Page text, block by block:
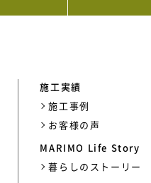
施工実績
施工事例
お客様の声
MARIMO Life Story
暮らしのストーリー